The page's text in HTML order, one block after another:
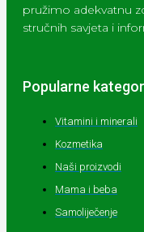
pružimo adekvatnu
stručnih savjeta i
Popularne
Vitamini i minerali
Kozmetika
Naši proizvodi
Mama i beba
Samoliječenje